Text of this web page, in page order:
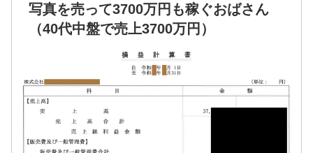
写真を売って3700万円も稼ぐおばさん
（40代中盤で売上3700万円）